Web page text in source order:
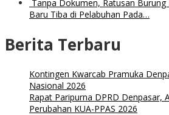
Tanpa Dokumen, Ratusan
Baru Tiba di Pelabuhan Pada…
Berita Terbaru
Kontingen Kwarcab Pramuka
Nasional 2026
Rapat Paripurna DPRD Denpasar,
Perubahan KUA-PPAS 2026